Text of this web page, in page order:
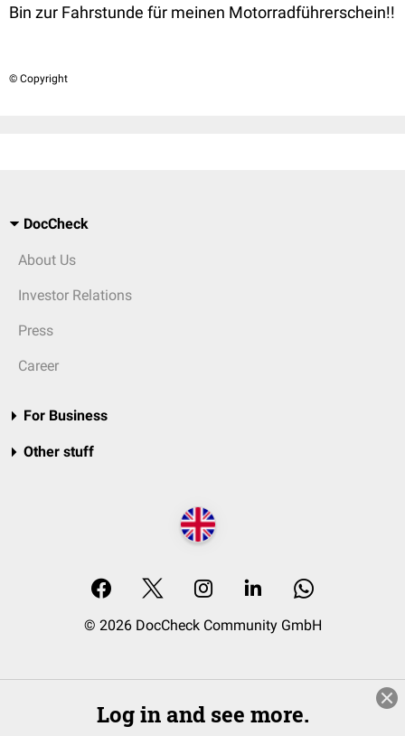
Bin zur Fahrstunde für meinen Motorradführerschein!!
© Copyright
DocCheck
About Us
Investor Relations
Press
Career
For Business
Other stuff
© 2026 DocCheck Community GmbH
Log in and see more.